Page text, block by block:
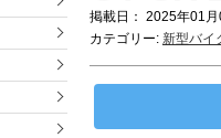
掲載日： 2025年01
カテゴリー: 新型バイ